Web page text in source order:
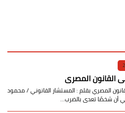
القانون المصري
المصري بقلم : المستشار القانوني / محمود
أن شخصًا تعدى بالضرب…